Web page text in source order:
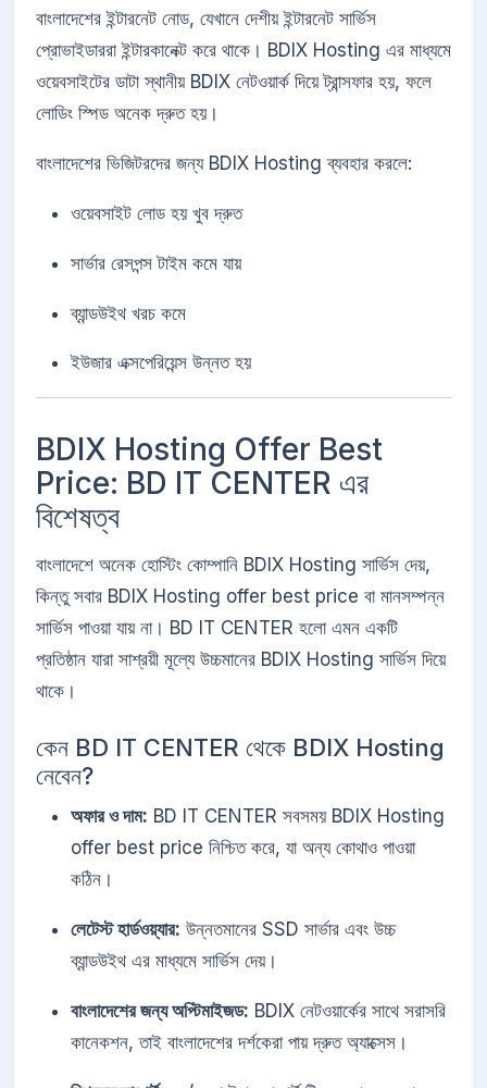
বাংলাদেশের ইন্টারনেট নোড, যেখানে দেশীয় ইন্টারনেট সার্ভিস
প্রোভাইডাররা ইন্টারকানেক্ট করে থাকে। BDIX Hosting এর মাধ্যমে
ওয়েবসাইটের ডাটা স্থানীয় BDIX নেটওয়ার্ক দিয়ে ট্রান্সফার হয়, ফলে
লোডিং স্পিড অনেক দ্রুত হয়।
বাংলাদেশের ভিজিটরদের জন্য BDIX Hosting ব্যবহার করলে:
ওয়েবসাইট লোড হয় খুব দ্রুত
সার্ভার রেসপন্স টাইম কমে যায়
ব্যান্ডউইথ খরচ কমে
ইউজার এক্সপেরিয়েন্স উন্নত হয়
BDIX Hosting Offer Best
Price: BD IT CENTER এর
বিশেষত্ব
বাংলাদেশে অনেক হোস্টিং কোম্পানি BDIX Hosting সার্ভিস দেয়,
কিন্তু সবার BDIX Hosting offer best price বা মানসম্পন্ন
সার্ভিস পাওয়া যায় না। BD IT CENTER হলো এমন একটি
প্রতিষ্ঠান যারা সাশ্রয়ী মূল্যে উচ্চমানের BDIX Hosting সার্ভিস দিয়ে
থাকে।
কেন BD IT CENTER থেকে BDIX Hosting
নেবেন?
অফার ও দাম: BD IT CENTER সবসময় BDIX Hosting
offer best price নিশ্চিত করে, যা অন্য কোথাও পাওয়া
কঠিন।
লেটেস্ট হার্ডওয়্যার: উন্নতমানের SSD সার্ভার এবং উচ্চ
ব্যান্ডউইথ এর মাধ্যমে সার্ভিস দেয়।
বাংলাদেশের জন্য অপ্টিমাইজড: BDIX নেটওয়ার্কের সাথে সরাসরি
কানেকশন, তাই বাংলাদেশের দর্শকেরা পায় দ্রুত অ্যাক্সেস।